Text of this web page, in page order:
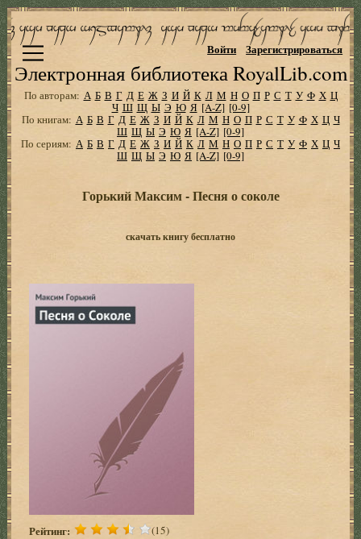
Электронная библиотека RoyalLib.com
Войти Зарегистрироваться
По авторам: А Б В Г Д Е Ж З И Й К Л М Н О П Р С Т У Ф Х Ц
Ч Ш Щ Ы Э Ю Я [A-Z] [0-9]
По книгам: А Б В Г Д Е Ж З И Й К Л М Н О П Р С Т У Ф Х Ц Ч
Ш Щ Ы Э Ю Я [A-Z] [0-9]
По сериям: А Б В Г Д Е Ж З И Й К Л М Н О П Р С Т У Ф Х Ц Ч
Ш Щ Ы Э Ю Я [A-Z] [0-9]
Горький Максим - Песня о соколе
скачать книгу бесплатно
Рейтинг: (15)